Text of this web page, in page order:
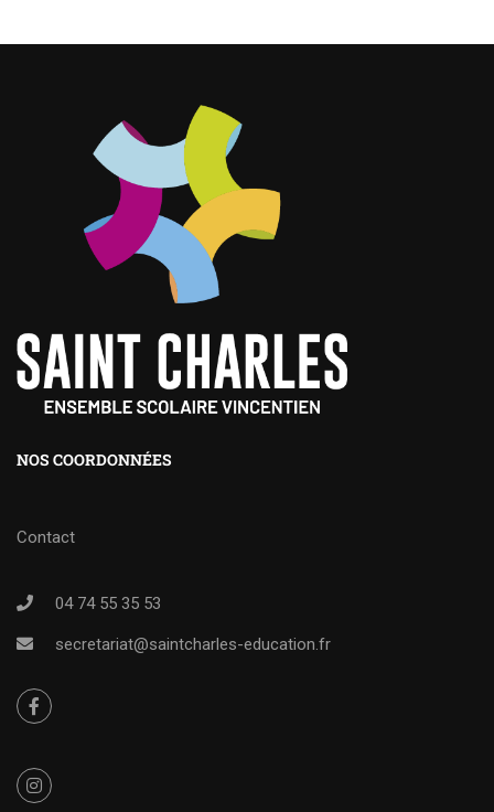
NOS COORDONNÉES
Contact
04 74 55 35 53
secretariat@saintcharles-education.fr